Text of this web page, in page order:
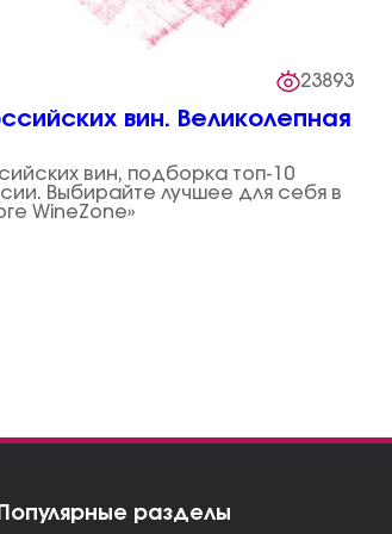
23893
вин. Великолепная
вин, подборка топ-10
Выбирайте лучшее для себя в
WineZone»
Популярные разделы